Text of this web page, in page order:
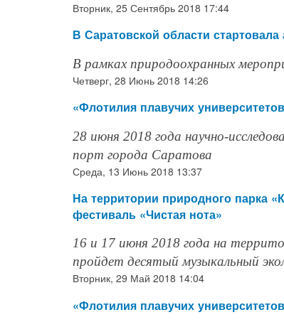
Вторник, 25 Сентябрь 2018 17:44
В Саратовской области
В рамках природоохранных
Четверг, 28 Июнь 2018 14:26
«Флотилия плавучих
28 июня 2018 года научно-
порт города Саратова
Среда, 13 Июнь 2018 13:37
На территории природного парка
фестиваль «Чистая нота»
16 и 17 июня 2018 года на
пройдет десятый музыкальный
Вторник, 29 Май 2018 14:04
«Флотилия плавучих